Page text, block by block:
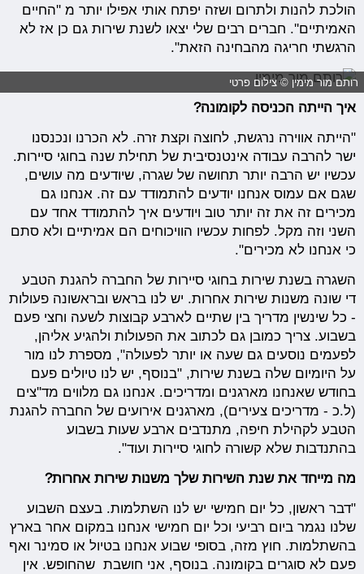
הולכת להנות ולתרום ושזה יפתח אותי אפילו יותר מ ''החיים
האמיתיים''. חברים רבים שלי יצאו לשנת שירות גם כן אז לא
הרגשתי חריגה מהבחינה הזאת".
רותם מור מימין © צילום פרטי
איך הייתה הכניסה לקומונה?
"הייתה אווירה נרגשת, לחוצה וקצת זרה. לא הכרנו ונכנסנו
ישר להרבה עבודה אינטנסיבית של תחילת שנה בחוגי סיירות.
עכשיו יש הרבה יותר תחושה של שגרה, שיודעים מה עושים,
שגם אם עמוס אנחנו יודעים להתמודד עם זה. אנחנו גם
מכירים זה את זה יותר טוב ויודעים איך להתמודד אחד עם
השני וזה מקל. לפחות עכשיו הוויכוחים הם אמיתיים ולא סתם
כי אנחנו לא מכירים".
השגרה בשנת שירות בחוגי סיירות של החברה להגנת הטבע
די שונה משנות שירות אחרות. יש לנו בראש ובראשונה פעולות
- כל שינשין מדריך בין שתיים לארבע קבוצות לשעה וחצי פעם
בשבוע. צריך כמובן גם לכתוב את הפעולות ולהגיע אליהן,
לפעמים נוסעים גם שעה או יותר לפעולה", מספרת לנו מור
על היומיום שלה בשנת שירות, "בנוסף, יש לנו טיולים פעם
בחודש שאנחנו מארגנים ומדריכים. אנחנו גם מלווים מד''צים
(ל.כ - מדריכים צעירים), מארגנים אירועים של החברה להגנת
הטבע לקהילת חיפה, מתנדבים ארבע שעות בשבוע
בהתנדבות שלא קשורה לחוגי סיירות ועוד".
מה מייחד את שנת השירות שלך משנות שירות אחרות?
"דבר ראשון, כל יום חמישי יש לנו השתלמות. בעצם השבוע
שלנו נגמר ביום רביעי וכל יום חמישי אנחנו במקום אחר בארץ
בהשתלמות. חוץ מזה, בסופי שבוע אנחנו בטיול או סמינר ואף
פעם לא סוגרים בקומונה. בנוסף, אני חושבת שהחופש. אין